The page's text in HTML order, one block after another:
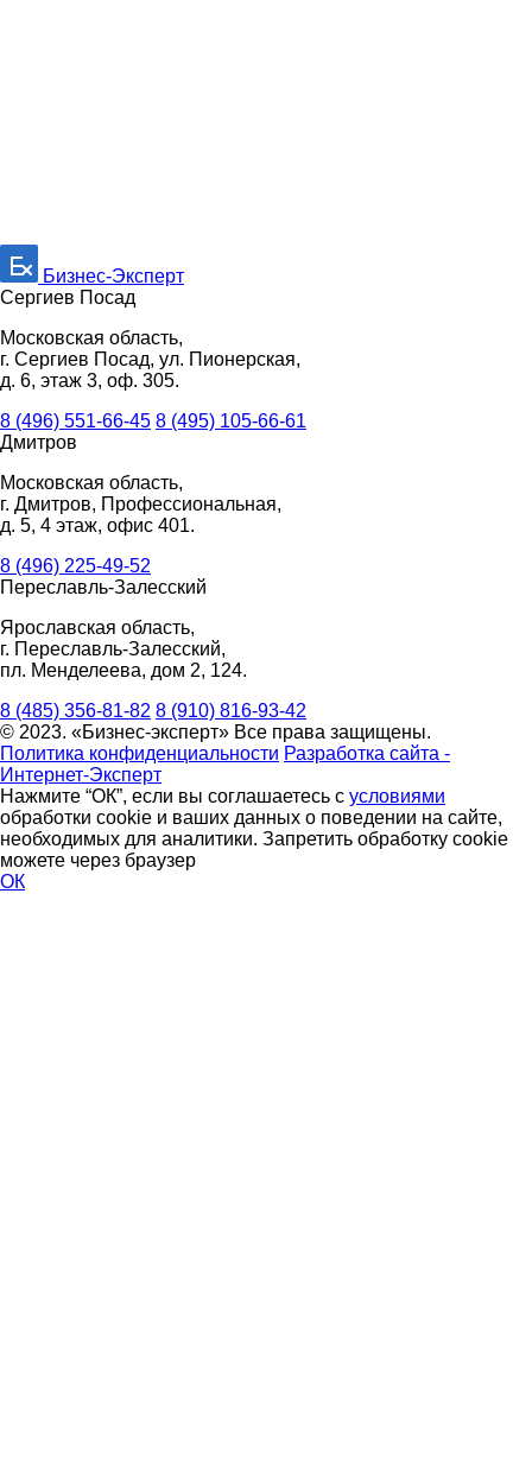
Бизнес-Эксперт
Сергиев Посад
Московская область,
г. Сергиев Посад, ул. Пионерская,
д. 6, этаж 3, оф. 305.
8 (496) 551-66-45 8 (495) 105-66-61
Дмитров
Московская область,
г. Дмитров, Профессиональная,
д. 5, 4 этаж, офис 401.
8 (496) 225-49-52
Переславль-Залесский
Ярославская область,
г. Переславль-Залесский,
пл. Менделеева, дом 2, 124.
8 (485) 356-81-82 8 (910) 816-93-42
© 2023. «Бизнес-эксперт» Все права защищены.
Политика конфиденциальности Разработка сайта -
Интернет-Эксперт
Нажмите “ОК”, если вы соглашаетесь с условиями
обработки cookie и ваших данных о поведении на сайте,
необходимых для аналитики. Запретить обработку cookie
можете через браузер
ОК